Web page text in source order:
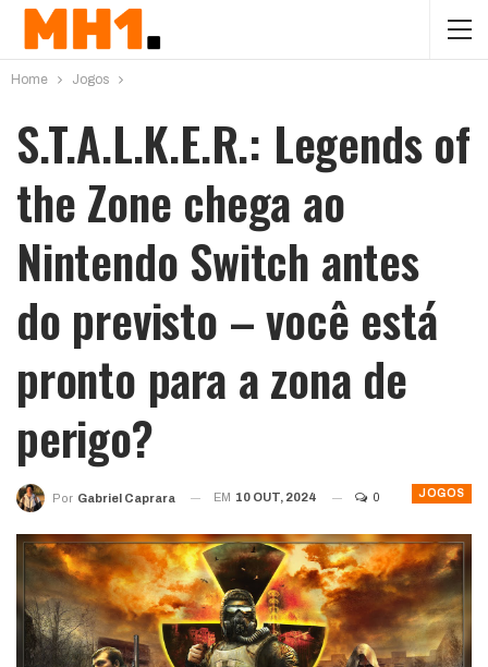
Home Jogos
S.T.A.L.K.E.R.: Legends of
the Zone chega ao
Nintendo Switch antes
do previsto – você está
pronto para a zona de
perigo?
JOGOS
Por Gabriel Caprara EM 10 OUT, 2024 0